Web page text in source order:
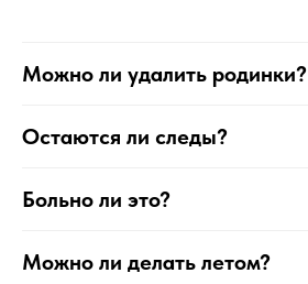
Можно ли удалить родинки?
Остаются ли следы?
Больно ли это?
Можно ли делать летом?